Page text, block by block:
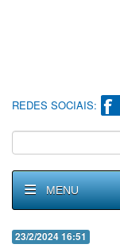
REDES SOCIAIS:
MENU
23/2/2024 16:51